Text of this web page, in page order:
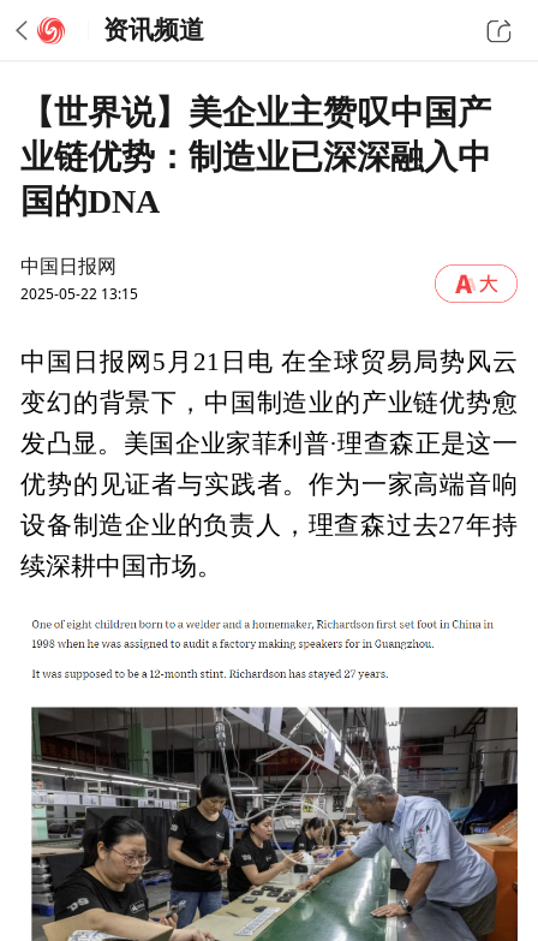
资讯频道
【世界说】美企业主赞叹中国产
业链优势：制造业已深深融入中
国的DNA
中国日报网
2025-05-22 13:15
中国日报网5月21日电 在全球贸易局势风云
变幻的背景下，中国制造业的产业链优势愈
发凸显。美国企业家菲利普·理查森正是这一
优势的见证者与实践者。作为一家高端音响
设备制造企业的负责人，理查森过去27年持
续深耕中国市场。